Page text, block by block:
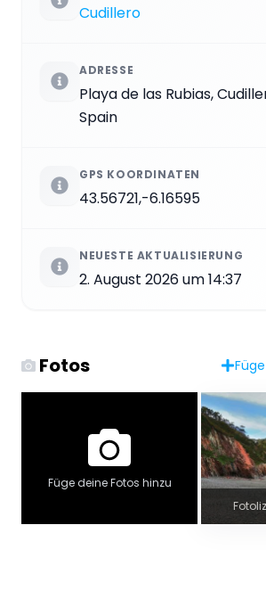
Cudillero
ADRESSE
Playa de las Rubias,
Spain
GPS KOORDINATEN
43.56721,-6.16595
NEUESTE AKTUALISIERUNG
2. August 2026 um 14:37
Fotos
Füge deine Fotos hinzu